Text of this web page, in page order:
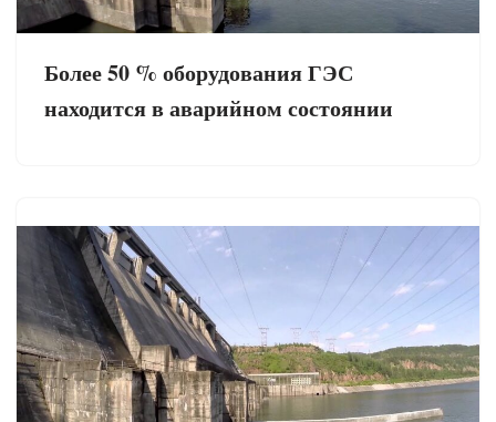
Более 50 % оборудования ГЭС
находится в аварийном состоянии